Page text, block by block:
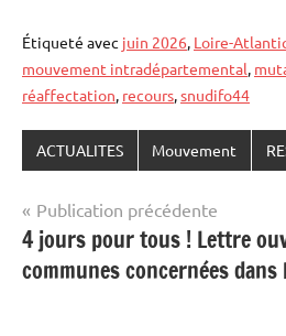
Étiqueté avec juin 2026, Loire-
mouvement intradépartemental,
réaffectation, recours,snudifo44
ACTUALITES Mouvement
Navigation
de
l’article
Publication précédente
4 jours pour tous ! Lettre
communes concernées dans